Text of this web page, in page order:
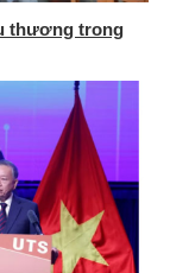
thương trong